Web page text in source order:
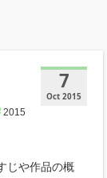
7
Oct 2015
2015
じや作品の概